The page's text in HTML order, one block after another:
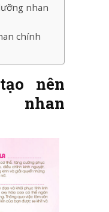
nhan
chính
nên
nhan